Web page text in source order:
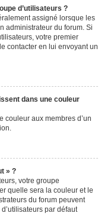
d’utilisateurs ?
assigné lorsque les
administrateur du forum. Si
votre premier
contacter en lui envoyant un
dans une couleur
couleur aux membres d’un
» ?
votre groupe
quelle sera la couleur et le
du forum peuvent
par défaut